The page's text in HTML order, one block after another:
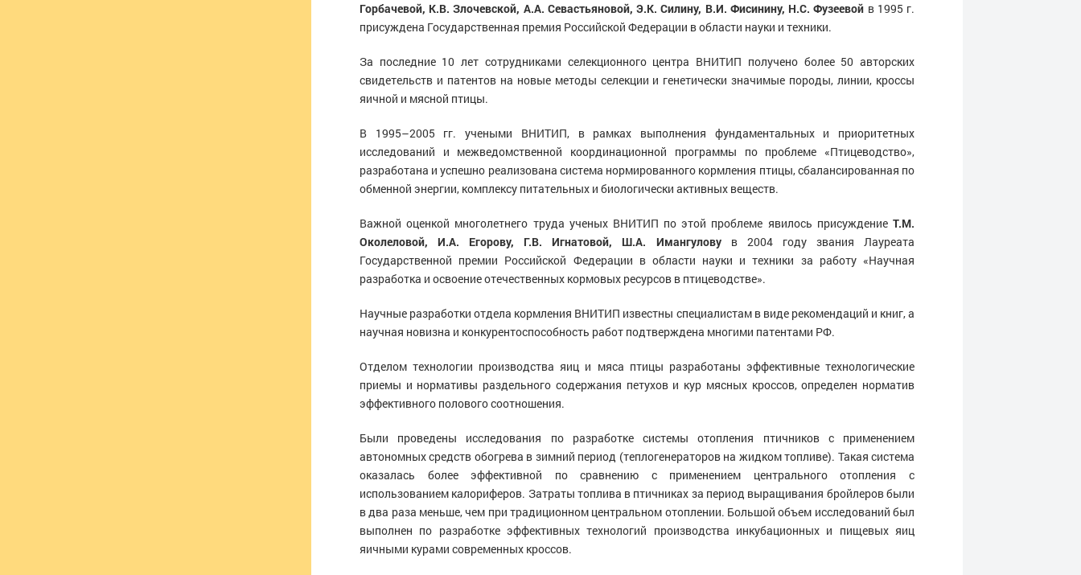
Горбачевой, К.В. Злочевской, А.А. Севастьяновой, Э.К. Силину, В.И. Фисинину, Н.С. Фузеевой в 1995 г.
присуждена Государственная премия Российской Федерации в области науки и техники.
За последние 10 лет сотрудниками селекционного центра ВНИТИП получено более 50 авторских
свидетельств и патентов на новые методы селекции и генетически значимые породы, линии, кроссы
яичной и мясной птицы.
В 1995–2005 гг. учеными ВНИТИП, в рамках выполнения фундаментальных и приоритетных
исследований и межведомственной координационной программы по проблеме «Птицеводство»,
разработана и успешно реализована система нормированного кормления птицы, сбалансированная по
обменной энергии, комплексу питательных и биологически активных веществ.
Важной оценкой многолетнего труда ученых ВНИТИП по этой проблеме явилось присуждение Т.М.
Околеловой, И.А. Егорову, Г.В. Игнатовой, Ш.А. Имангуловув 2004 году звания Лауреата
Государственной премии Российской Федерации в области науки и техники за работу «Научная
разработка и освоение отечественных кормовых ресурсов в птицеводстве».
Научные разработки отдела кормления ВНИТИП известны специалистам в виде рекомендаций и книг, а
научная новизна и конкурентоспособность работ подтверждена многими патентами РФ.
Отделом технологии производства яиц и мяса птицы разработаны эффективные технологические
приемы и нормативы раздельного содержания петухов и кур мясных кроссов, определен норматив
эффективного полового соотношения.
Были проведены исследования по разработке системы отопления птичников с применением
автономных средств обогрева в зимний период (теплогенераторов на жидком топливе). Такая система
оказалась более эффективной по сравнению с применением центрального отопления с
использованием калориферов. Затраты топлива в птичниках за период выращивания бройлеров были
в два раза меньше, чем при традиционном центральном отоплении. Большой объем исследований был
выполнен по разработке эффективных технологий производства инкубационных и пищевых яиц
яичными курами современных кроссов.